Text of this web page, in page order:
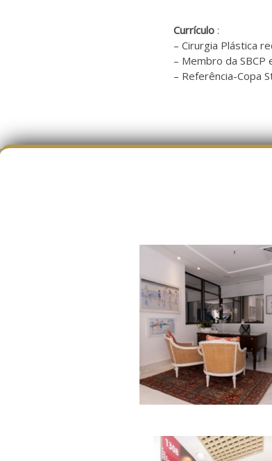
Currículo :
– Cirurgia Plástica
– Membro da SBCP
– Referência-Copa